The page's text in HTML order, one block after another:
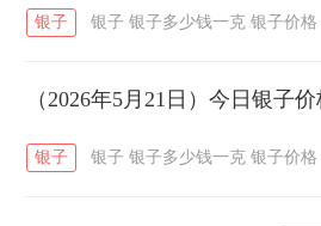
银子 银子 银子多少钱一克 银子价格
（2026年5月21日）今日银子
银子 银子 银子多少钱一克 银子价格